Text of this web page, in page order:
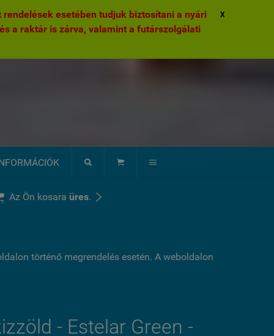
esetében tudjuk biztosítani a nyári
a raktár is zárva, valamint a futárszolgálati
X
  
Az Ön kosara üres. 
történő megrendelés esetén. A weboldalon
- Estelar Green -